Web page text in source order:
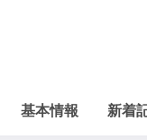
基本情報 新着